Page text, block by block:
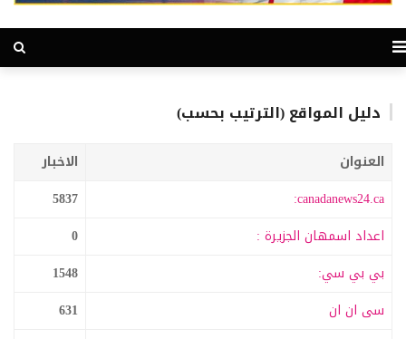
دليل المواقع (الترتيب بحسب)
العنوان
الاخبار
canadanews24.ca:
5837
اعداد اسمهان الجزيرة :
0
بي بي سي:
1548
سى ان ان
631